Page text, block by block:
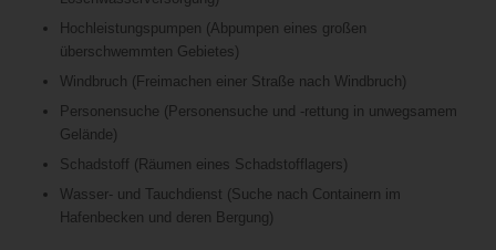
Hochleistungspumpen (Abpumpen eines großen
überschwemmten Gebietes)
Windbruch (Freimachen einer Straße nach Windbruch)
Personensuche (Personensuche und -rettung in unwegsamem
Gelände)
Schadstoff (Räumen eines Schadstofflagers)
Wasser- und Tauchdienst (Suche nach Containern im
Hafenbecken und deren Bergung)